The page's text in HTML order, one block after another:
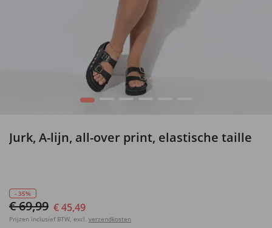
1 2 3 4
Jurk, A-lijn, all-over print, elastische taille
- 35%
€ 69,99 € 45,49
Prijzen inclusief BTW, excl. verzendkosten